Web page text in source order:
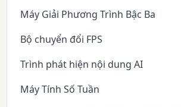
Máy Giải Phương Trình Bậc Ba
Bộ chuyển đổi FPS
Trình phát hiện nội dung AI
Máy Tính Số Tuần